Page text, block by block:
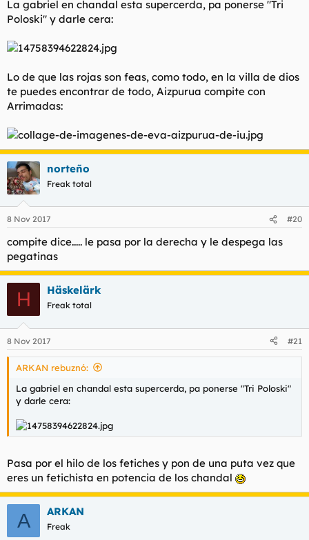
La gabriel en chandal esta supercerda, pa ponerse "Tri
Poloski" y darle cera:
Lo de que las rojas son feas, como todo, en la villa de dios
te puedes encontrar de todo, Aizpurua compite con
Arrimadas:
norteño
Freak total
8 Nov 2017 #20
compite dice..... le pasa por la derecha y le despega las
pegatinas
H Häskelärk
Freak total
8 Nov 2017 #21
ARKAN rebuznó:
La gabriel en chandal esta supercerda, pa ponerse "Tri Poloski"
y darle cera:
Pasa por el hilo de los fetiches y pon de una puta vez que
eres un fetichista en potencia de los chandal
A ARKAN
Freak